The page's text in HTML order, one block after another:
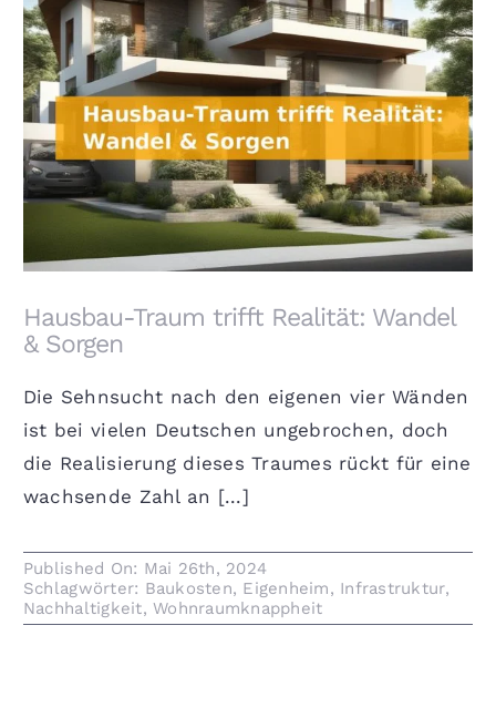
Hausbau-Traum trifft Realität: Wandel & Sorgen
Hausbau-Traum trifft Realität: Wandel
& Sorgen
Die Sehnsucht nach den eigenen vier Wänden
ist bei vielen Deutschen ungebrochen, doch
die Realisierung dieses Traumes rückt für eine
wachsende Zahl an [...]
Published On: Mai 26th, 2024
Schlagwörter: Baukosten, Eigenheim, Infrastruktur,
Nachhaltigkeit,Wohnraumknappheit